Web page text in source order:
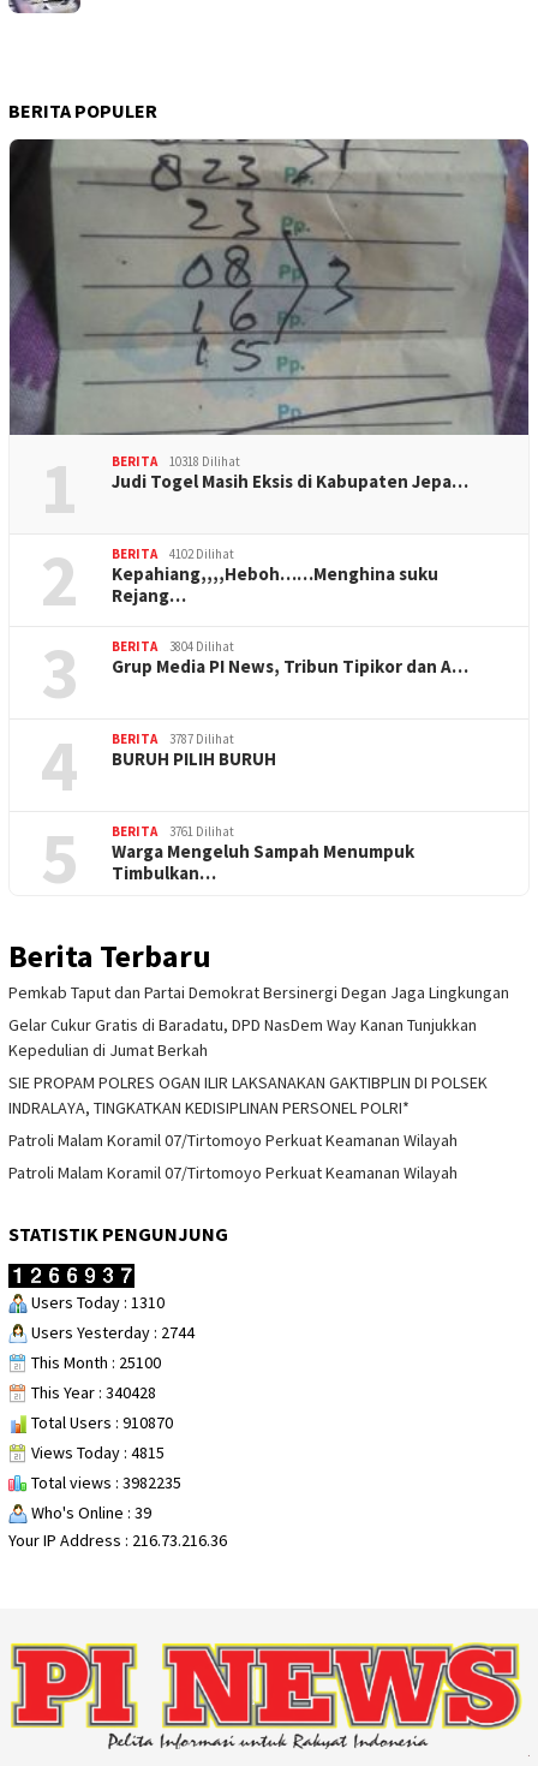
BERITA POPULER
1 BERITA 10318 Dilihat
Judi Togel Masih Eksis di Kabupaten Jepa…
2 BERITA 4102 Dilihat
Kepahiang,,,,Heboh……Menghina suku
Rejang…
3 BERITA 3804 Dilihat
Grup Media PI News, Tribun Tipikor dan A…
4 BERITA 3787 Dilihat
BURUH PILIH BURUH
5 BERITA 3761 Dilihat
Warga Mengeluh Sampah Menumpuk
Timbulkan…
Berita Terbaru
Pemkab Taput dan Partai Demokrat Bersinergi Degan Jaga Lingkungan
Gelar Cukur Gratis di Baradatu, DPD NasDem Way Kanan Tunjukkan
Kepedulian di Jumat Berkah
SIE PROPAM POLRES OGAN ILIR LAKSANAKAN GAKTIBPLIN DI POLSEK
INDRALAYA, TINGKATKAN KEDISIPLINAN PERSONEL POLRI*
Patroli Malam Koramil 07/Tirtomoyo Perkuat Keamanan Wilayah
Patroli Malam Koramil 07/Tirtomoyo Perkuat Keamanan Wilayah
STATISTIK PENGUNJUNG
Users Today : 1310
Users Yesterday : 2744
This Month : 25100
This Year : 340428
Total Users : 910870
Views Today : 4815
Total views : 3982235
Who's Online : 39
Your IP Address : 216.73.216.36